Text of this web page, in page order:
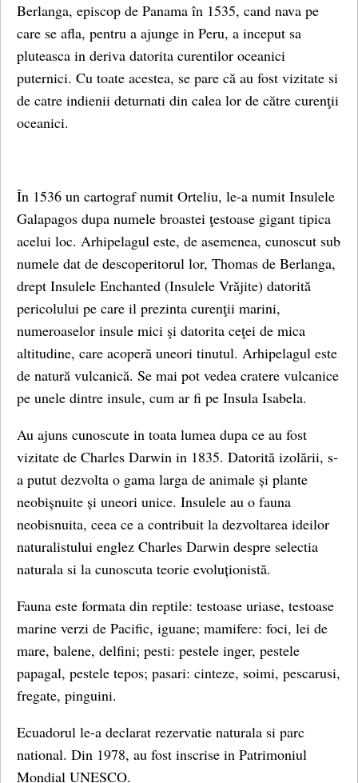
Berlanga, episcop de Panama în 1535, cand nava pe
care se afla, pentru a ajunge in Peru, a inceput sa
pluteasca in deriva datorita curentilor oceanici
puternici. Cu toate acestea, se pare că au fost vizitate si
de catre indienii deturnati din calea lor de către curenţii
oceanici.
În 1536 un cartograf numit Orteliu, le-a numit Insulele
Galapagos dupa numele broastei ţestoase gigant tipica
acelui loc. Arhipelagul este, de asemenea, cunoscut sub
numele dat de descoperitorul lor, Thomas de Berlanga,
drept Insulele Enchanted (Insulele Vrăjite) datorită
pericolului pe care il prezinta curenţii marini,
numeroaselor insule mici şi datorita ceţei de mica
altitudine, care acoperă uneori tinutul. Arhipelagul este
de natură vulcanică. Se mai pot vedea cratere vulcanice
pe unele dintre insule, cum ar fi pe Insula Isabela.
Au ajuns cunoscute in toata lumea dupa ce au fost
vizitate de Charles Darwin in 1835. Datorită izolării, s-
a putut dezvolta o gama larga de animale și plante
neobișnuite și uneori unice. Insulele au o fauna
neobisnuita, ceea ce a contribuit la dezvoltarea ideilor
naturalistului englez Charles Darwin despre selectia
naturala si la cunoscuta teorie evoluționistă.
Fauna este formata din reptile: testoase uriase, testoase
marine verzi de Pacific, iguane; mamifere: foci, lei de
mare, balene, delfini; pesti: pestele inger, pestele
papagal, pestele tepos; pasari: cinteze, soimi, pescarusi,
fregate, pinguini.
Ecuadorul le-a declarat rezervatie naturala si parc
national. Din 1978, au fost inscrise in Patrimoniul
Mondial UNESCO.